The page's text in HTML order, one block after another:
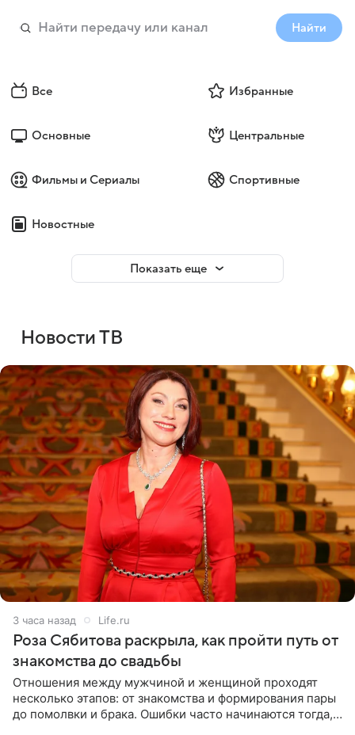
Найти
Все Избранные
Основные Центральные
Фильмы и Сериалы Спортивные
Новостные
Показать еще
Новости ТВ
3 часа назад Life.ru
Роза Сябитова раскрыла, как пройти путь от
знакомства до свадьбы
Отношения между мужчиной и женщиной проходят
несколько этапов: от знакомства и формирования пары
до помолвки и брака. Ошибки часто начинаются тогда,